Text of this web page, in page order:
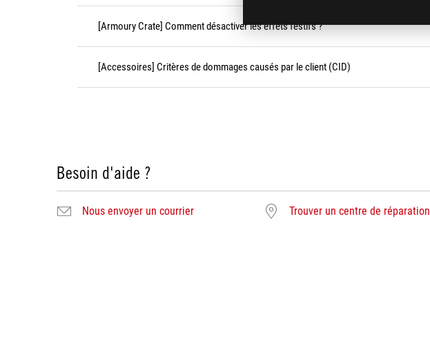
[Armoury Crate] Comment désactiver les effets festifs ?
[Accessoires] Critères de dommages causés par le client (CID)
Besoin d'aide ?
Nous envoyer un courrier Trouver un centre de réparation